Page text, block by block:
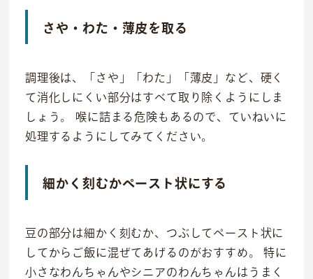
さや・わた・薄皮を取る
調理後は、「さや」「わた」「薄皮」など、硬く
て消化しにくい部分はすべて取り除くようにしま
しょう。 喉に詰まる危険もあるので、ていねいに
処理するようにしてみてください。
細かく刻むかペースト状にする
豆の部分は細かく刻むか、つぶしてペースト状に
してからご飯に混ぜてあげるのがおすすめ。 特に
小さなわんちゃんやシニアのわんちゃんはうまく